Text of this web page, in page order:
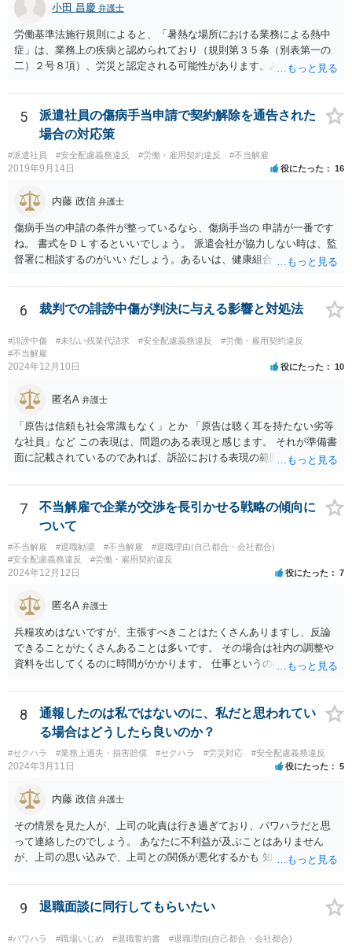
ことが必要と思われます。
小田 昌慶 弁護士
労働基準法施行規則によると、「暑熱な場所における業務による熱中
症」は、業務上の疾病と認められており（規則第３５条（別表第一の
二）２号８項）、労災と認定される可能性があります。みんな同条件
としては、①仕事をしている時間・場所に熱中症を引き起こす明確な
原因が存在していること、②その原因により熱中症に至ったという因
果関係があること、③仕事に関係しない他の原因により発症したもの
ではないことが認められれば、労災として認定されるため、業務によ
る移動中に意識が朦朧とし倒れ、熱中症と診断されたのであれば労災
認定される可能性は充分にあります。 会社には安全配慮義務があるに
もかかわらず、就業規則によってスーツが義務付けられたり、1日10件
の外回り件数のノルマ、経費削減のためのタクシー禁止など規則があ
るのであれば、会社の安全配慮義務違反が認められる可能性がありま
す。 したがって、会社へ入院治療費や休業損害、慰謝料等を請求でき
る可能性はあるので、具体的な内容を一度弁護士に相談するのが良い
5
派遣社員の傷病手当申請で契約解除を通告された
場合の対応策
#派遣社員 #安全配慮義務違反 #労働・雇用契約違反 #不当解雇
2019年9月14日 役にたった 16
内藤 政信 弁護士
傷病手当の申請の条件が整っているなら、傷病手当の 申請が一番です
ね。 書式をＤＬするといいでしょう。 派遣会社が協力しない時は、監
督署に相談するのがいい だしょう。あるいは、健康組合ですね。
6 裁判での誹謗中傷が判決に与える影響と対処法
#誹謗中傷 #未払い残業代請求 #安全配慮義務違反
#労働・雇用契約違反
#不当解雇
2024年12月10日 役にたった 10
匿名A 弁護士
「原告は信頼も社会常識もなく」とか 「原告は聴く耳を持たない劣等
な社員」など この表現は、問題のある表現と感じます。 それが準備書
面に記載されているのであれば、訴訟における表現の範囲を超えてい
7
不当解雇で企業が交渉を長引かせる戦略の傾向に
ついて
#不当解雇 #退職勧奨 #不当解雇
#退職理由(自己都合・会社都合)
#安全配慮義務違反
#労働・雇用契約違反
2024年12月12日 役にたった 7
匿名A 弁護士
兵糧攻めはないですが、主張すべきことはたくさんありますし、反論
できることがたくさんあることは多いです。 その場合は社内の調整や
資料を出してくるのに時間がかかります。 仕事というのは平日の多く
をもっていますので。
8
通報したのは私ではないのに、私だと思われてい
る場合はどうしたら良いのか？
#セクハラ #業務上過失・損害賠償 #セクハラ #労災対応 #安全配慮義務違反
2024年3月11日 役にたった 5
内藤 政信 弁護士
その情景を見た人が、上司の叱責は行き過ぎており、パワハラだと思
って連絡したのでしょう。 あなたに不利益が及ぶことはありません
が、上司の思い込みで、上司との関係が悪化するかも 知れませんね。
9 退職面談に同行してもらいたい
#パワハラ #職場いじめ #退職誓約書
#退職理由(自己都合・会社都合)